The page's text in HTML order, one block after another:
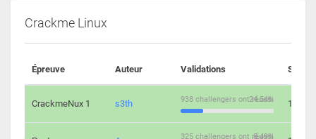
Crackme Linux
Épreuve Auteur Validations
CrackmeNux 1 s3th 24.54%
938 challengers ont réussi 14
8.49%
325 challengers ont réussi